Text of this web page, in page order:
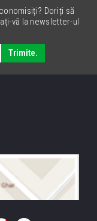
Doriți să
vă la newsletter-ul
Trimite.